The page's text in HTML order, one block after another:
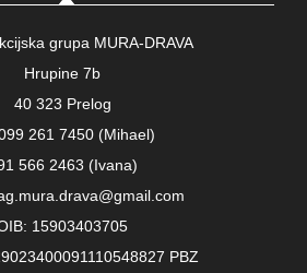
grupa MURA-DRAVA
Hrupine 7b
40 323 Prelog
261 7450 (Mihael)
566 2463 (Ivana)
15903403705
PBZ